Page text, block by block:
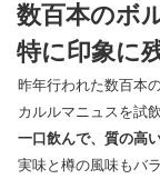
数百本のボ
特に印象に
昨年行われた数百本
カルルマニュスを試
一口飲んで、質の高
実味と樽の風味もバ